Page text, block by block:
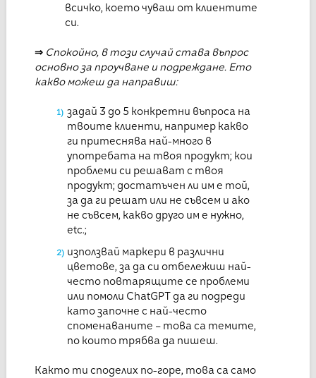
всичко, което чуваш от клиентите
си.
⇒ Спокойно, в този случай става въпрос
основно за проучване и подреждане. Ето
какво можеш да направиш:
задай 3 до 5 конкретни въпроса на
твоите клиенти, например какво
ги притеснява най-много в
употребата на твоя продукт; кои
проблеми си решават с твоя
продукт; достатъчен ли им е той,
за да ги решат или не съвсем и ако
не съвсем, какво друго им е нужно,
etc.;
използвай маркери в различни
цветове, за да си отбележиш най-
често повтарящите се проблеми
или помоли ChatGPT да ги подреди
като започне с най-често
споменаваните – това са темите,
по които трябва да пишеш.
Както ти споделих по-горе, това са само